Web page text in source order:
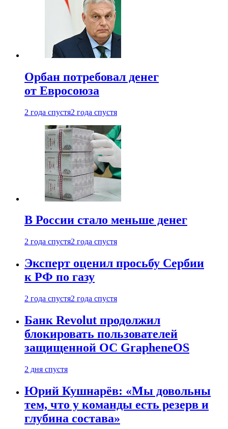
Орбан потребовал денег
от Евросоюза
2 года спустя2 года спустя
В России стало меньше денег
2 года спустя2 года спустя
Эксперт оценил просьбу Сербии
к РФ по газу
2 года спустя2 года спустя
Банк Revolut продолжил
блокировать пользователей
защищенной ОС GrapheneOS
2 дня спустя
Юрий Кушнарёв: «Мы довольны
тем, что у команды есть резерв и
глубина состава»